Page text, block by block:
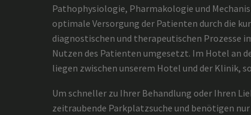
Pathophysiologie, Pharmakologie und
optimale Versorgung der Patienten durch die
diagnostischen und therapeutischen Prozesse
Nutzen des Patienten umgesetzt. Im Hotel an
liegen zwischen unserem Hotel und der Klinik,
Um schneller zu Ihrer Behandlung oder Ihren
zeitraubende Parkplatzsuche und benötigen nur